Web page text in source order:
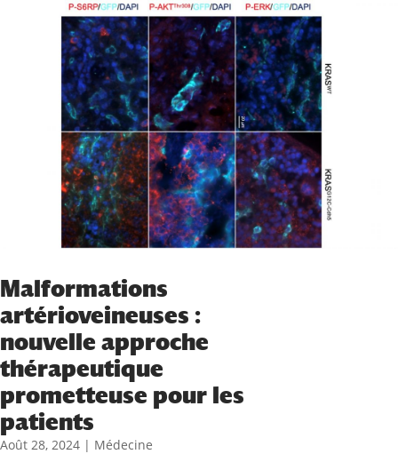
Malformations
artérioveineuses :
nouvelle approche
thérapeutique
prometteuse pour les
patients
Août 28, 2024 | Médecine